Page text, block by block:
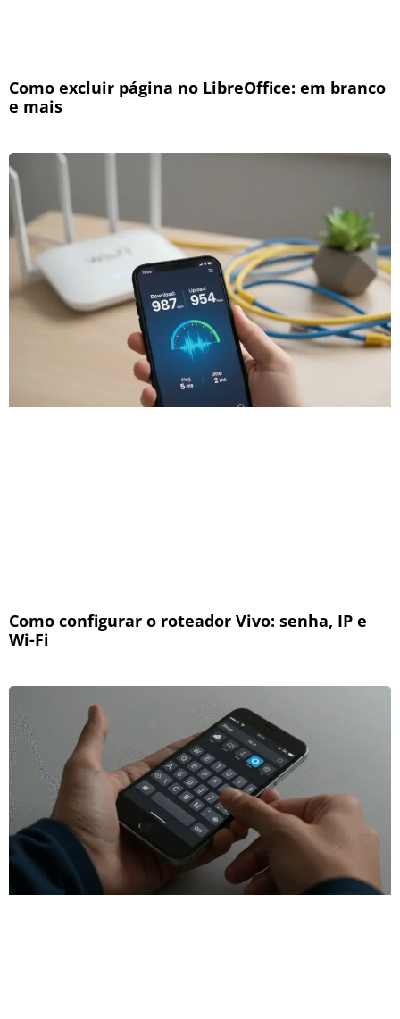
Como excluir página no LibreOffice: em branco
e mais
Como configurar o roteador Vivo: senha, IP e
Wi-Fi